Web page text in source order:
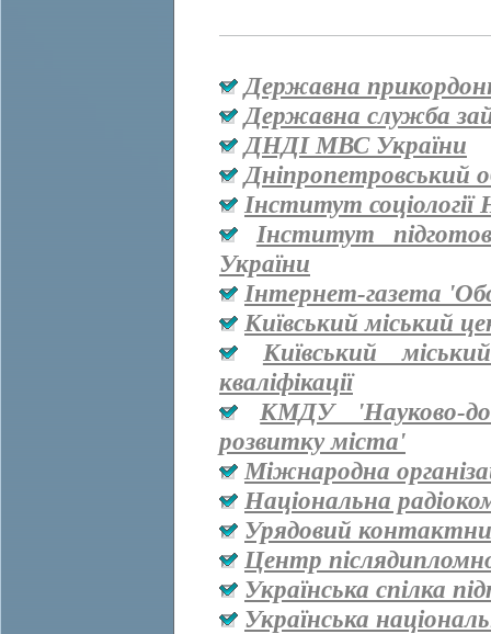
Державна
Державна служба
ДНДІ МВС України
Дніпропетровський
Інститут
Інститут
України
Інтернет-газета
Київський міський
Київський
кваліфікації
КМДУ 'Науково-
розвитку міста'
Міжнародна
Національна
Урядовий
Центр
Українська спілка
Українська